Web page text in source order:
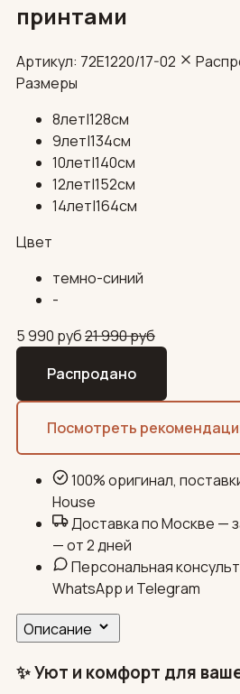
принтами
Артикул: 72E1220/17-02
Размеры
8лет|128см
9лет|134см
10лет|140см
12лет|152см
14лет|164см
Цвет
темно-синий
-
5 990 руб21 990руб
Распродано
Посмотреть
100% оригинал,
House
Доставка по Москве —
— от 2 дней
Персональная
WhatsApp и Telegram
Описание
✨ Уют и комфорт для